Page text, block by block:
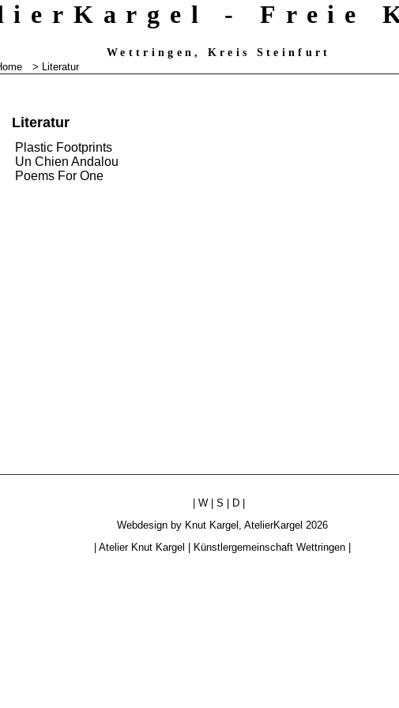
- Freie
Wettringen, Kreis Steinfurt
> Literatur
Literatur
Plastic Footprints
Un Chien Andalou
Poems For One
W S D
Webdesign by Knut Kargel , AtelierKargel 2026
Atelier Knut Kargel Künstlergemeinschaft Wettringen|